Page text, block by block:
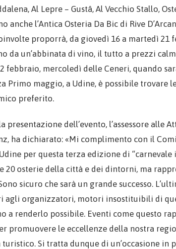
Al Lepre – Gustâ, Al Vecchio Stallo,
anche l’Antica Osteria Da Bic di Rive
proporrà, da giovedì 16 a martedì 21
da un’abbinata di vino, il tutto a prezzi
febbraio, mercoledì delle Ceneri, quando
Primo maggio, a Udine, è possibile trovare
preferito.
presentazione dell’evento, l’assessore alle
ha dichiarato: «Mi complimento con il
per questa terza edizione di
20 osterie della città e dei dintorni, ma
sicuro che sarà un grande successo.
agli organizzatori, motori insostituibili di
a renderlo possibile. Eventi come questo
promuovere le eccellenze della nostra
Si tratta dunque di un’occasione